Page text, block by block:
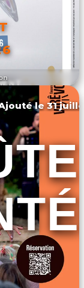
le 31